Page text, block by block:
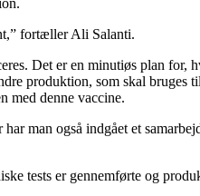
fortæller Ali Salanti.
Det er en minutiøs plan for,
produktion, som skal
med denne vaccine.
man også indgået et
tests er gennemførte og